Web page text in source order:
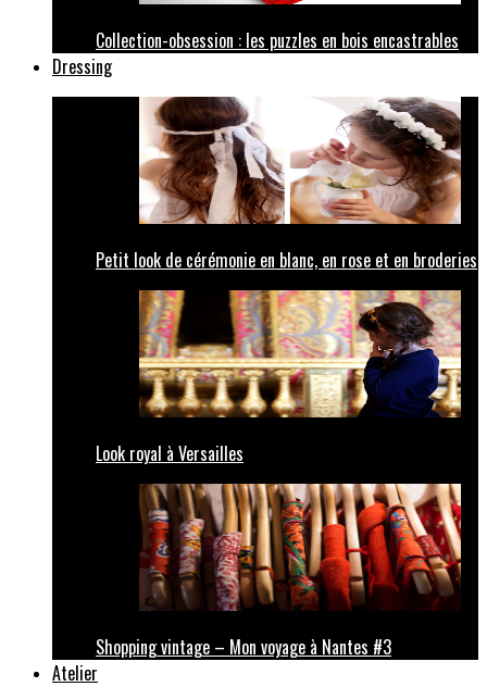
Collection-obsession : les puzzles en bois encastrables
Dressing
Petit look de cérémonie en blanc, en rose et en broderies
Look royal à Versailles
Shopping vintage – Mon voyage à Nantes #3
Atelier